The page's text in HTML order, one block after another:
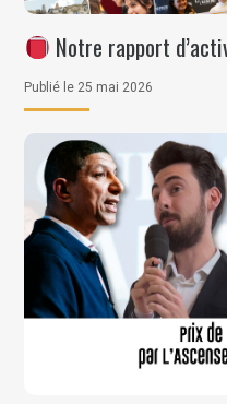
Notre rapport
Publié le 25 mai 2026